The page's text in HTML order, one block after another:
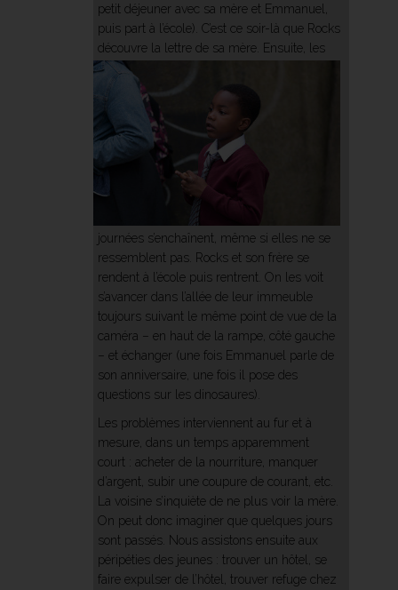
petit déjeuner avec sa mère et Emmanuel,
puis part à l’école). C’est ce soir-là que Rocks
découvre la lettre de sa mère. Ensuite, les
journées s’enchaînent, même si elles ne se
ressemblent pas. Rocks et son frère se
rendent à l’école puis rentrent. On les voit
s’avancer dans l’allée de leur immeuble
toujours suivant le même point de vue de la
caméra – en haut de la rampe, côté gauche
– et échanger (une fois Emmanuel parle de
son anniversaire, une fois il pose des
questions sur les dinosaures).
Les problèmes interviennent au fur et à
mesure, dans un temps apparemment
court : acheter de la nourriture, manquer
d’argent, subir une coupure de courant, etc.
La voisine s’inquiète de ne plus voir la mère.
On peut donc imaginer que quelques jours
sont passés. Nous assistons ensuite aux
péripéties des jeunes : trouver un hôtel, se
faire expulser de l’hôtel, trouver refuge chez